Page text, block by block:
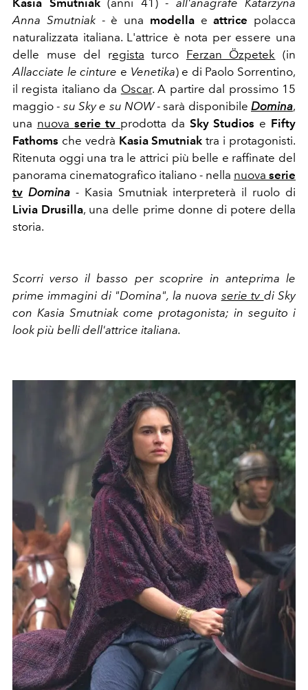
Anna Smutniak - è una modellaeattrice polacca
naturalizzata italiana. L'attrice è nota per essere una
delle muse del regista turco Ferzan Özpetek (in
Allacciate le cinture e Venetika) e di Paolo Sorrentino,
il regista italiano da Oscar. A partire dal prossimo 15
maggio - su Sky e su NOW- sarà disponibile Domina,
una nuova serie tv prodotta da Sky Studios e Fifty
Fathoms che vedrà Kasia Smutniak tra i protagonisti.
Ritenuta oggi una tra le attrici più belle e raffinate del
panorama cinematografico italiano - nella nuova serie
tv Domina-Kasia Smutniak interpreterà il ruolo di
Livia Drusilla, una delle prime donne di potere della
storia.
Scorri verso il basso per scoprire in anteprima le
prime immagini di "Domina", la nuova serie tv di Sky
con Kasia Smutniak come protagonista; in seguito i
look più belli dell'attrice italiana.